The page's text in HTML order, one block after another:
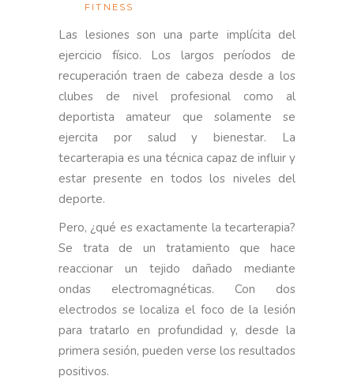
FITNESS
Las lesiones son una parte implícita del
ejercicio físico. Los largos períodos de
recuperación traen de cabeza desde a los
clubes de nivel profesional como al
deportista amateur que solamente se
ejercita por salud y bienestar. La
tecarterapia es una técnica capaz de influir y
estar presente en todos los niveles del
deporte.
Pero, ¿qué es exactamente la tecarterapia?
Se trata de un tratamiento que hace
reaccionar un tejido dañado mediante
ondas electromagnéticas. Con dos
electrodos se localiza el foco de la lesión
para tratarlo en profundidad y, desde la
primera sesión, pueden verse los resultados
positivos.